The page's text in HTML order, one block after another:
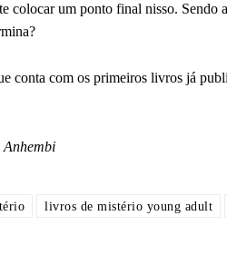
colocar um ponto final nisso. Sendo
conta com os primeiros livros já
livros de mistério young adult